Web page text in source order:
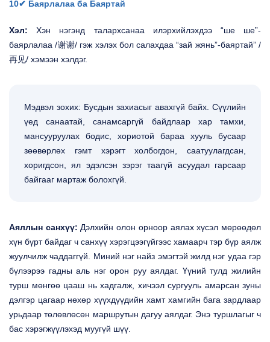
10✔ Баярлалаа ба Баяртай
Хэл: Хэн нэгэнд талархсанаа илэрхийлэхдээ “ше ше”-
баярлалаа /谢谢/ гэж хэлэх бол салахдаа “зай жянь”-баяртай” /
再见/ хэмээн хэлдэг.
Мэдвэл зохих: Бусдын захиасыг авахгүй байх. Сүүлийн
үед санаатай, санамсаргүй байдлаар хар тамхи,
мансууруулах бодис, хориотой бараа хууль бусаар
зөөвөрлөх гэмт хэрэгт холбогдон, саатуулагдсан,
хоригдсон, ял эдэлсэн зэрэг таагүй асуудал гарсаар
байгааг мартаж болохгүй.
Аяллын санхүү: Дэлхийн олон орноор аялах хүсэл мөрөөдөл
хүн бүрт байдаг ч санхүү хэрэгцээгүйгээс хамаарч тэр бүр аялж
жуулчилж чаддаггүй. Миний нэг найз эмэгтэй жилд нэг удаа гэр
бүлээрээ гадны аль нэг орон руу аялдаг. Үүний тулд жилийн
турш мөнгөө цааш нь хадгалж, хичээл сургууль амарсан зуны
дэлгэр цагаар нөхөр хүүхдүүдийн хамт хамгийн бага зардлаар
урьдаар төлөвлөсөн маршрутын дагуу аялдаг. Энэ туршлагыг ч
бас хэрэгжүүлэхэд муугүй шүү.